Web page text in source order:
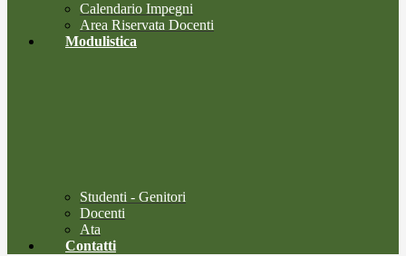
Calendario Impegni
Area Riservata Docenti
Modulistica
Studenti - Genitori
Docenti
Ata
Contatti